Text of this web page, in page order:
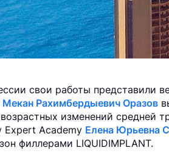
свои работы представили
Мекан Рахимбердыевич Оразов
изменений средней
Expert Academy Елена Юрьевна
филлерами LIQUIDIMPLANT.